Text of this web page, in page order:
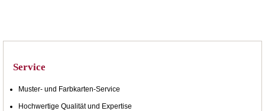
Service
Muster- und Farbkarten-Service
Hochwertige Qualität und Expertise